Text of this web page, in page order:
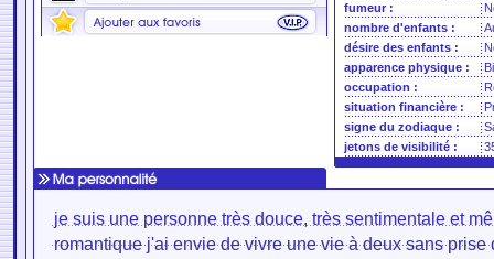
fumeur :
nombre d'enfants :
désire des enfants :
apparence physique :
occupation :
situation financière :
signe du zodiaque :
jetons de visibilité :
je suis une personne très douce, très sentimentale et
romantique j'ai envie de vivre une vie à deux sans prise